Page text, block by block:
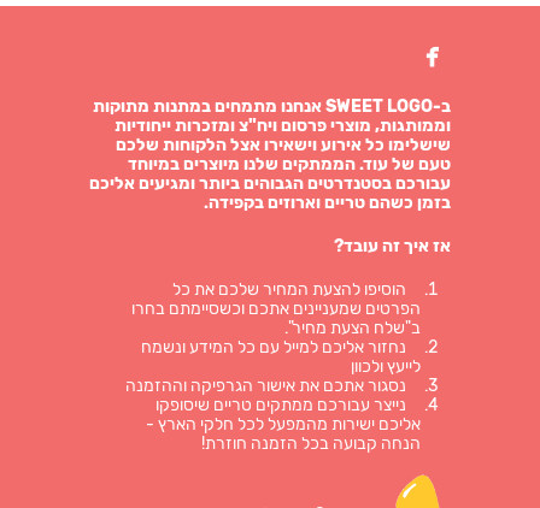

ב-SWEET LOGO אנחנו מתמחים במתנות מתוקות
וממותגות, מוצרי פרסום ויח"צ ומזכרות ייחודיות
שישלימו כל אירוע וישאירו אצל הלקוחות שלכם
טעם של עוד. הממתקים שלנו מיוצרים במיוחד
עבורכם בסטנדרטים הגבוהים ביותר ומגיעים אליכם
בזמן כשהם טריים וארוזים בקפידה.
אז איך זה עובד?
הוסיפו להצעת המחיר שלכם את כל
הפרטים שמעניינים אתכם וכשסיימתם בחרו
ב"שלח הצעת מחיר".
נחזור אליכם למייל עם כל המידע ונשמח
לייעץ ולכוון
נסגור אתכם את אישור הגרפיקה וההזמנה
נייצר עבורכם ממתקים טריים שיסופקו
אליכם ישירות מהמפעל לכל חלקי הארץ -
הנחה קבועה בכל הזמנה חוזרת!